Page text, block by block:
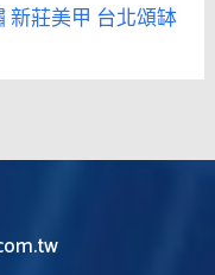
新莊美甲 台北頌缽